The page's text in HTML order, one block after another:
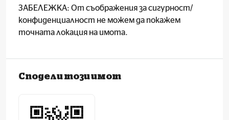
ЗАБЕЛЕЖКА: От съображения за сигурност/
конфиденциалност не можем да покажем
точната локация на имота.
Сподели този имот